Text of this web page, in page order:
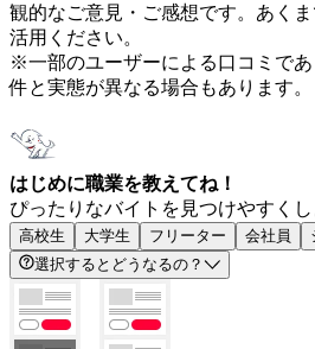
観的なご意見・ご感想です。あく
活用ください。
※一部のユーザーによる口コミで
件と実態が異なる場合もあります。
はじめに職業を教えてね！
ぴったりなバイトを見つけやすくし
高校生 大学生 フリーター 会社員
選択するとどうなるの？